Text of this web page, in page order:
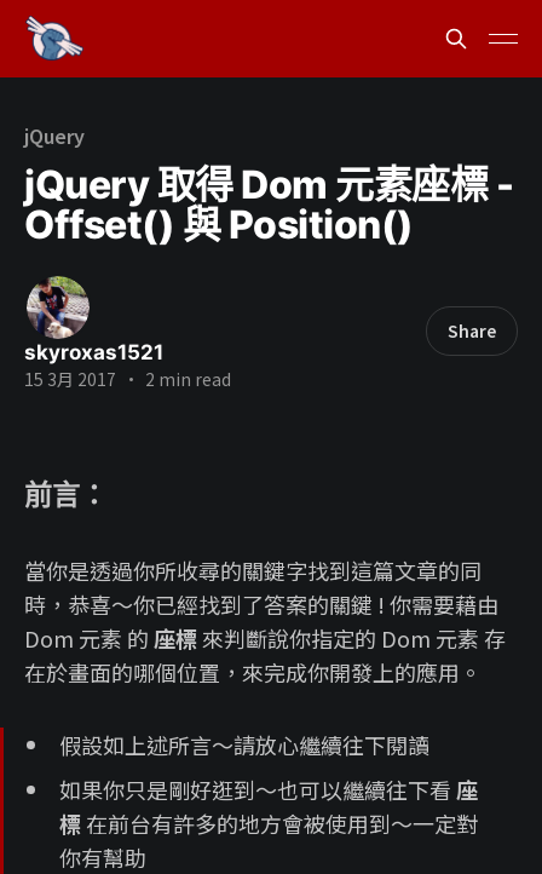
jQuery
jQuery 取得 Dom 元素座標 -
Offset() 與 Position()
skyroxas1521
15 3月 2017 • 2 min read
Share
前言：
當你是透過你所收尋的關鍵字找到這篇文章的同
時，恭喜～你已經找到了答案的關鍵 ! 你需要藉由
Dom 元素 的 座標來判斷說你指定的 Dom 元素 存
在於畫面的哪個位置，來完成你開發上的應用。
假設如上述所言～請放心繼續往下閱讀
如果你只是剛好逛到～也可以繼續往下看 座
標在前台有許多的地方會被使用到～一定對
你有幫助